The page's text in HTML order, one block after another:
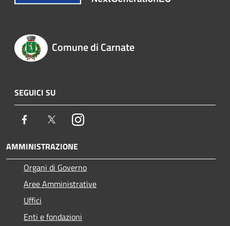
Comune di Carnate
SEGUICI SU
Facebook TwitterInstagram
AMMINISTRAZIONE
Organi di Governo
Aree Amministrative
Uffici
Enti e fondazioni